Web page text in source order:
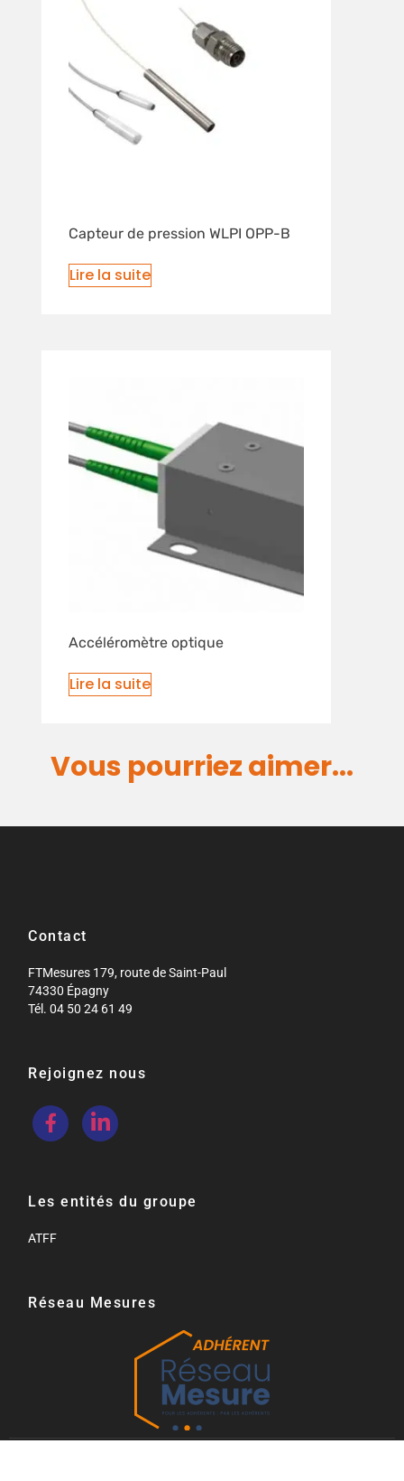
Capteur de pression WLPI OPP-B
Lire la suite
Accéléromètre optique
Lire la suite
Vous pourriez aimer...
Contact
FTMesures 179, route de Saint-Paul
74330 Épagny
Tél. 04 50 24 61 49
Rejoignez nous
Les entités du groupe
ATFF
Réseau Mesures​